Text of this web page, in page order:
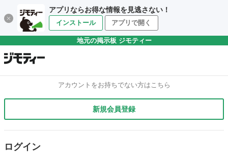
アプリならお得な情報を見逃さない！
インストール アプリで開く
地元の掲示板 ジモティー
アカウントをお持ちでない方はこちら
新規会員登録
ログイン